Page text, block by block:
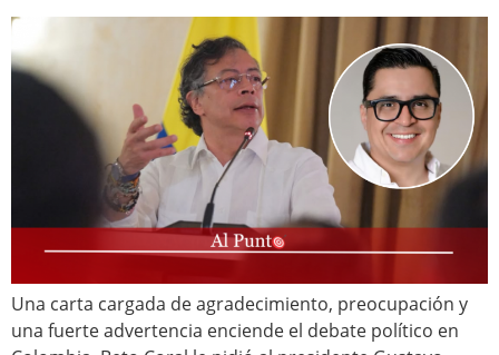
Una carta cargada de agradecimiento, preocupación y
una fuerte advertencia enciende el debate político en